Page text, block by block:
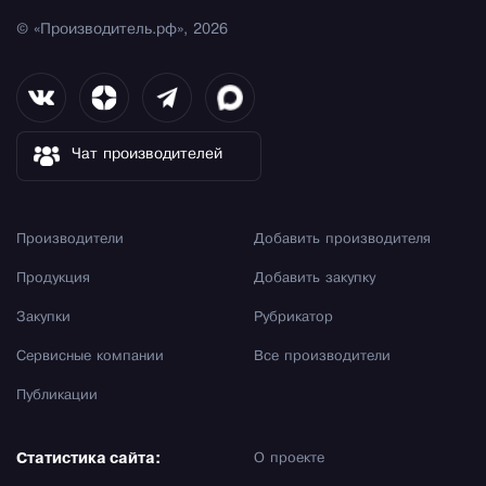
© «Производитель.рф», 2026
Чат производителей
Производители
Продукция
Закупки
Сервисные компании
Публикации
Добавить производителя
Добавить закупку
Рубрикатор
Все производители
О проекте
Статистика сайта: